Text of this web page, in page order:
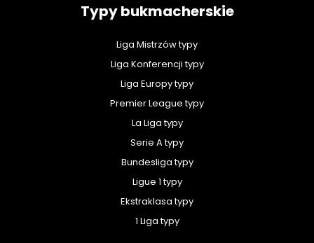
Typy bukmacherskie
Liga Mistrzów typy
Liga Konferencji typy
Liga Europy typy
Premier League typy
La Liga typy
Serie A typy
Bundesliga typy
Ligue 1 typy
Ekstraklasa typy
1 Liga typy